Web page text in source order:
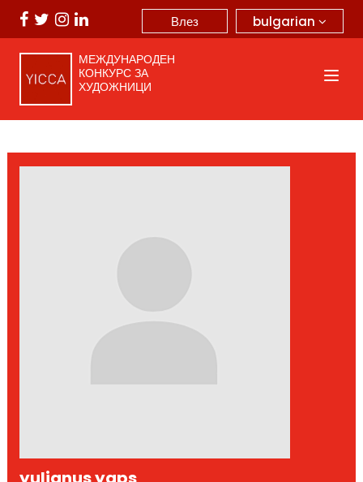
bulgarian
Влез
МЕЖДУНАРОДЕН
КОНКУРС ЗА
ХУДОЖНИЦИ